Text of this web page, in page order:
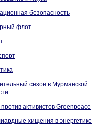
безопасность
флот
сезон в Мурманской
активистов Greenpeace
хищения в энергетике